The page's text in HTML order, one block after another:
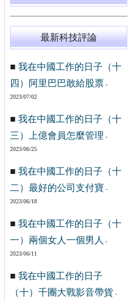
最新科技評論
■ 我在中國工作的日子（十
四）阿里巴巴敢給股票-
2023/07/02
■ 我在中國工作的日子（十
三）上億會員怎麼管理 -
2023/06/25
■ 我在中國工作的日子（十
二）最好的公司支付寶 -
2023/06/18
■ 我在中國工作的日子（十
一）兩個女人一個男人
-
2023/06/11
■ 我在中國工作的日子
（十）千團大戰影音帶貨 -